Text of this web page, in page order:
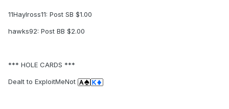
11Haylross11: Post SB $1.00
hawks92: Post BB $2.00
*** HOLE CARDS ***
Dealt to ExploitMeNot